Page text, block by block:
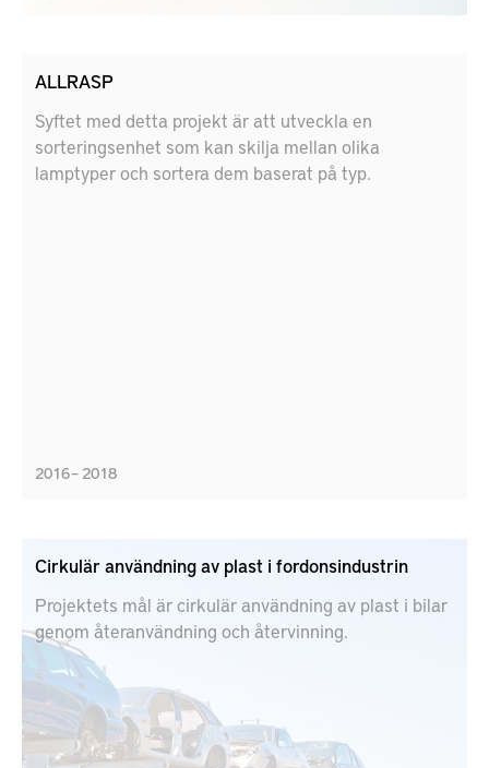
ALLRASP
Syftet med detta projekt är att utveckla en
sorteringsenhet som kan skilja mellan olika
lamptyper och sortera dem baserat på typ.
2016 – 2018
Cirkulär användning av plast i fordonsindustrin
Projektets mål är cirkulär användning av plast i bilar
genom återanvändning och återvinning.